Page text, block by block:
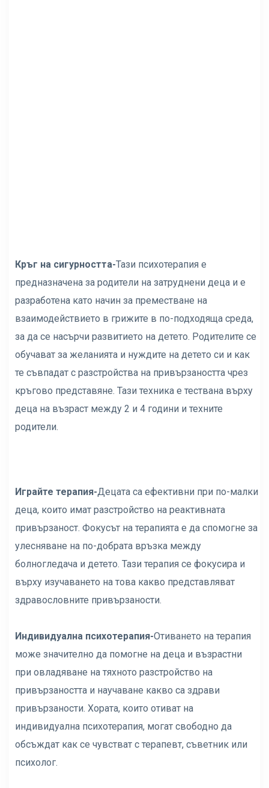
Кръг на сигурността-Тази психотерапия е
предназначена за родители на затруднени деца и е
разработена като начин за преместване на
взаимодействието в грижите в по-подходяща среда,
за да се насърчи развитието на детето. Родителите се
обучават за желанията и нуждите на детето си и как
те съвпадат с разстройства на привързаността чрез
кръгово представяне. Тази техника е тествана върху
деца на възраст между 2 и 4 години и техните
родители.
Играйте терапия-Децата са ефективни при по-малки
деца, които имат разстройство на реактивната
привързаност. Фокусът на терапията е да спомогне за
улесняване на по-добрата връзка между
болногледача и детето. Тази терапия се фокусира и
върху изучаването на това какво представляват
здравословните привързаности.
Индивидуална психотерапия-Отиването на терапия
може значително да помогне на деца и възрастни
при овладяване на тяхното разстройство на
привързаността и научаване какво са здрави
привързаности. Хората, които отиват на
индивидуална психотерапия, могат свободно да
обсъждат как се чувстват с терапевт, съветник или
психолог.